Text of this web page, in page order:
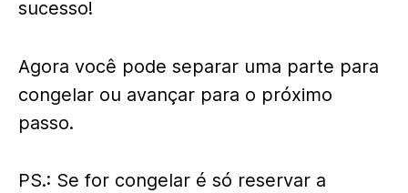
sucesso!
Agora você pode separar uma parte para
congelar ou avançar para o próximo
passo.
PS.: Se for congelar é só reservar a